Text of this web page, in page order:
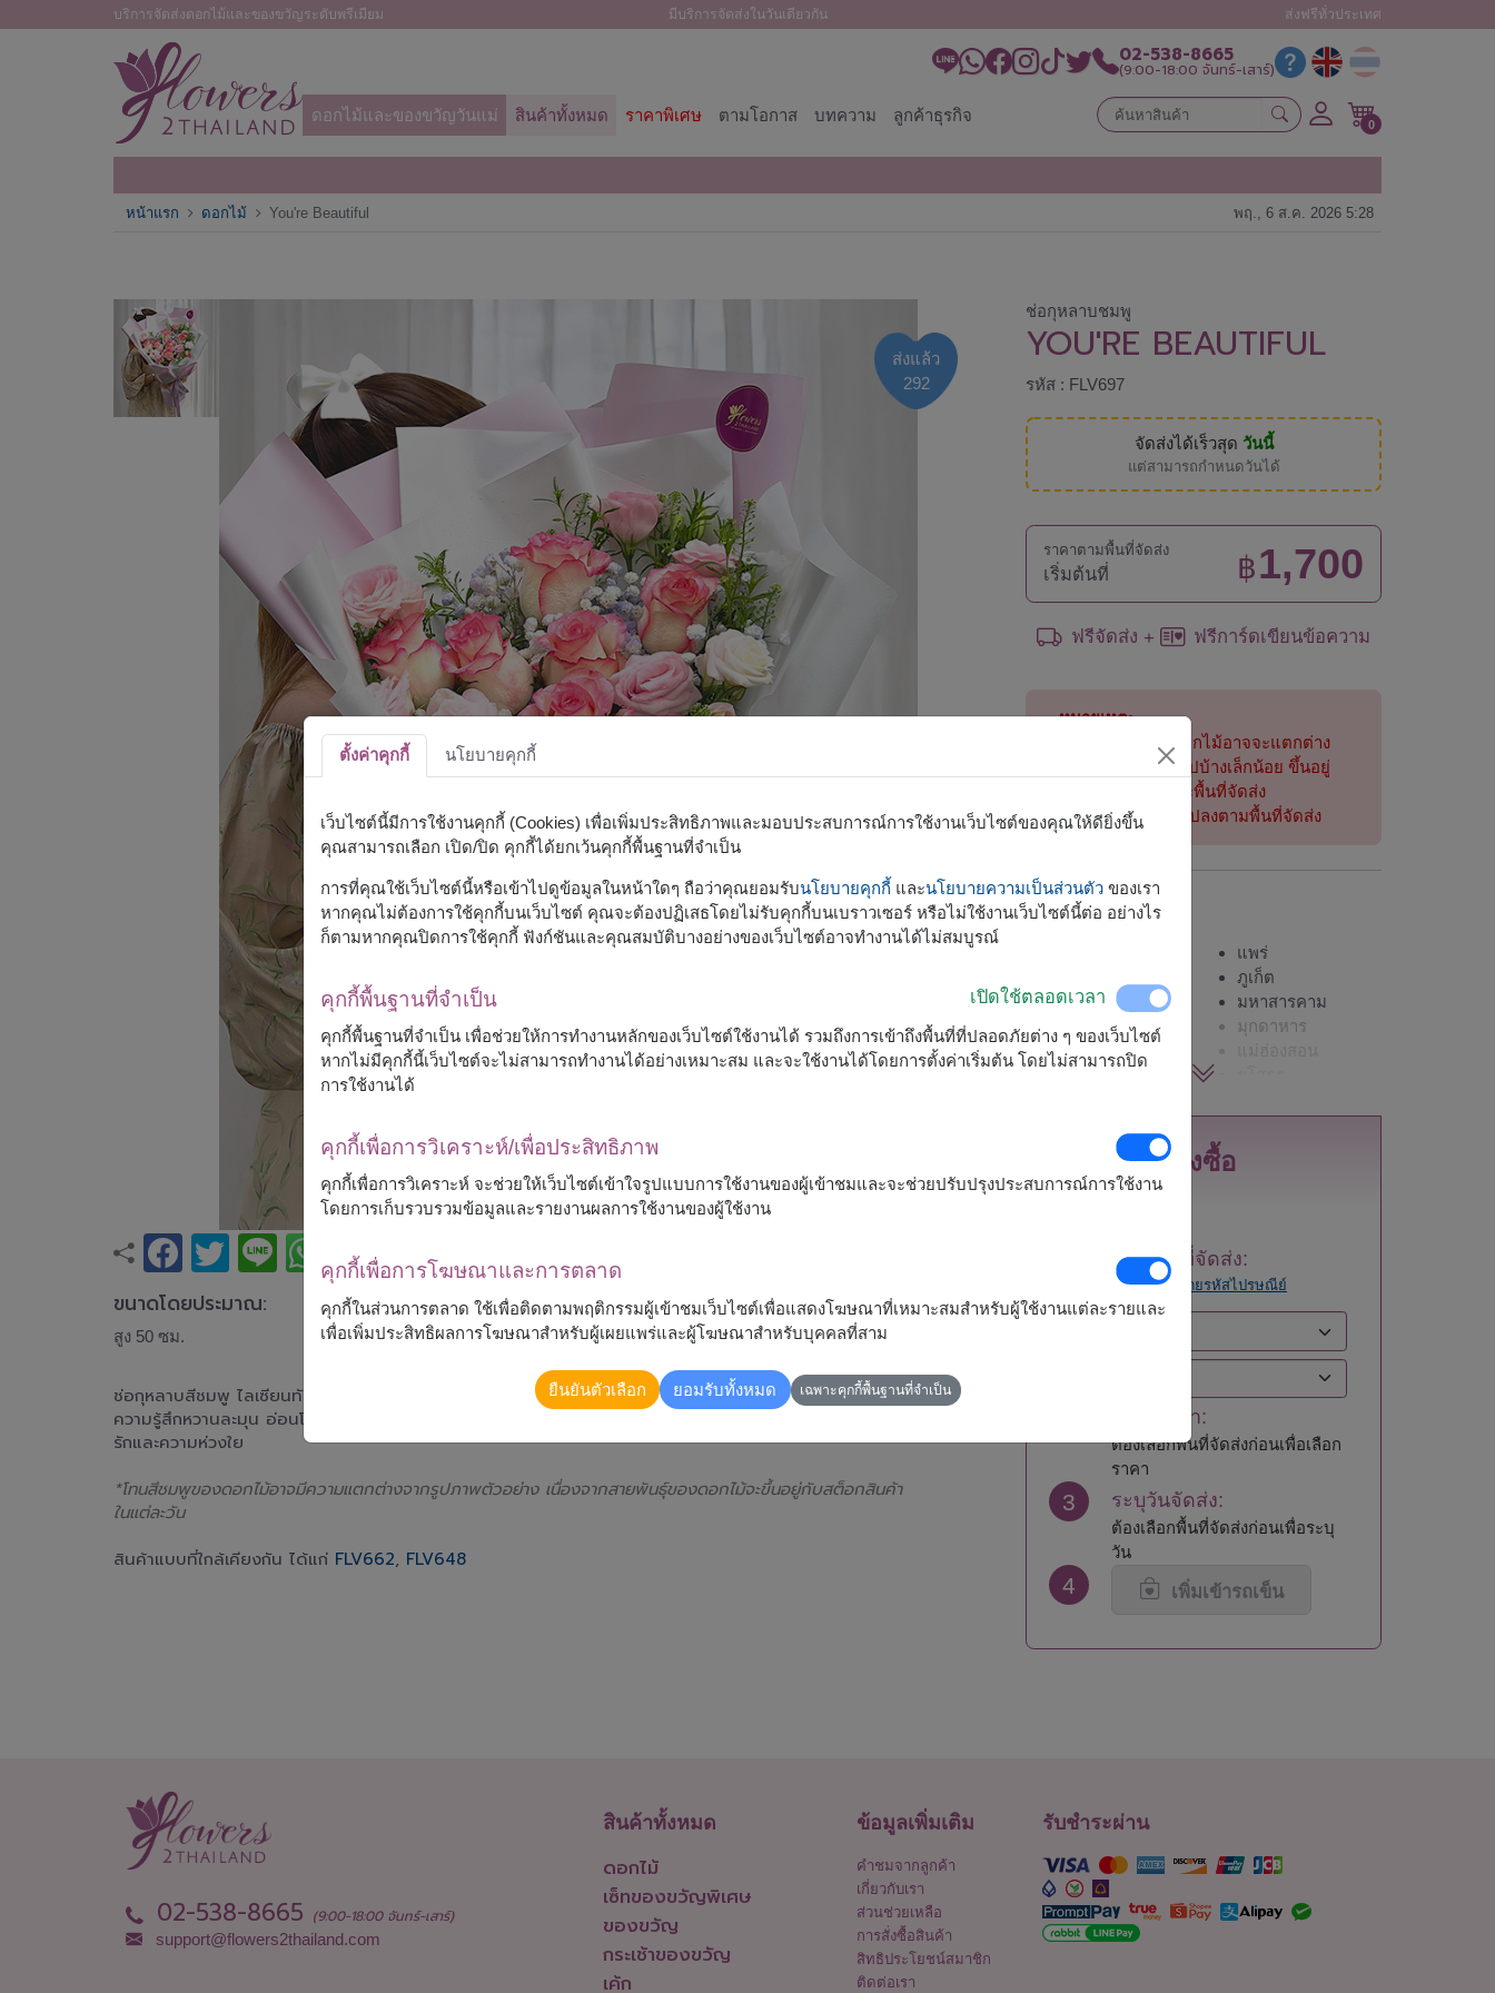
บริการจัดส่งดอกไม้และของขวัญระดับพรีเมียม มีบริการจัดส่งในวันเดียวกัน ส่งฟรีทั่วประเทศ
02-538-8665
(9:00-18:00 จันทร์-เสาร์)
ดอกไม้และของขวัญวันแม่ สินค้าทั้งหมด ราคาพิเศษ ตามโอกาส บทความ ลูกค้าธุรกิจ 0
หน้าแรก ดอกไม้ You're Beautiful พฤ., 6 ส.ค. 2026 5:28
ส่งแล้ว
292
ขนาดโดยประมาณ:
สูง 50 ซม.
ช่อกุหลาบสีชมพู ไลเซียนทัส และดอกไม้ตกแต่งโทนอ่อน จัดอย่างประณีต ห่อด้วยกระดาษสีชมพูและสีขาว ให้
ความรู้สึกหวานละมุน อ่อนโยน และสง่างาม เหมาะสำหรับวันเกิด วันครบรอบ แสดงความยินดี หรือมอบแทนความ
รักและความห่วงใย
*โทนสีชมพูของดอกไม้อาจมีความแตกต่างจากรูปภาพตัวอย่าง เนื่องจากสายพันธุ์ของดอกไม้จะขึ้นอยู่กับสต็อกสินค้า
ในแต่ละวัน
สินค้าแบบที่ใกล้เคียงกัน ได้แก่ FLV662, FLV648
ช่อกุหลาบชมพู
YOU'RE BEAUTIFUL
รหัส : FLV697
จัดส่งได้เร็วสุด วันนี้
แต่สามารถกำหนดวันได้
ราคาตามพื้นที่จัดส่ง
เริ่มต้นที่ ฿1,700
ฟรีจัดส่ง + ฟรีการ์ดเขียนข้อความ
หมายเหตุ:
การจัดและดอกไม้อาจจะแตกต่าง
จากที่เห็นในรูปบ้างเล็กน้อย ขึ้นอยู่
กับฤดูกาลและพื้นที่จัดส่ง
ราคาเปลี่ยนแปลงตามพื้นที่จัดส่ง
จัดส่งได้
กาญจนบุรี
กาฬสินธุ์
กำแพงเพชร
ชลบุรี - พัทยา
ชัยนาท
เชียงใหม่
ตราด
นครราชสีมา
นครศรีธรรมราช
นครสวรรค์
นนทบุรี
น่าน
บึงกาฬ
บุรีรัมย์
เพชรบุรี
เพชรบูรณ์
แพร่
ภูเก็ต
มหาสารคาม
มุกดาหาร
เลย
ศรีสะเกษ
สมุทรปราการ
สมุทรสาคร
สุโขทัย
สุราษฎร์ธานี
สั่งซื้อ
เลือกพื้นที่จัดส่ง:
ลองค้นหาโดยรหัสไปรษณีย์
เลือกราคา:
ต้องเลือกพื้นที่จัดส่งก่อนเพื่อเลือก
ราคา
3 ระบุวันจัดส่ง:
ต้องเลือกพื้นที่จัดส่งก่อนเพื่อระบุ
วัน
4 เพิ่มเข้ารถเข็น
02-538-8665 (9:00-18:00 จันทร์-เสาร์)
support@flowers2thailand.com
สินค้าทั้งหมด
ดอกไม้
เซ็ทของขวัญพิเศษ
ของขวัญ
กระเช้าของขวัญ
เค้ก
ข้อมูลเพิ่มเติม
คำชมจากลูกค้า
เกี่ยวกับเรา
ส่วนช่วยเหลือ
การสั่งซื้อสินค้า
สิทธิประโยชน์สมาชิก
ติดต่อเรา
รับชำระผ่าน
ตั้งค่าคุกกี้ นโยบายคุกกี้
เว็บไซต์นี้มีการใช้งานคุกกี้ (Cookies) เพื่อเพิ่มประสิทธิภาพและมอบประสบการณ์การใช้งานเว็บไซต์ของคุณให้ดียิ่งขึ้น
คุณสามารถเลือก เปิด/ปิด คุกกี้ได้ยกเว้นคุกกี้พื้นฐานที่จำเป็น
การที่คุณใช้เว็บไซต์นี้หรือเข้าไปดูข้อมูลในหน้าใดๆ ถือว่าคุณยอมรับนโยบายคุกกี้ และนโยบายความเป็นส่วนตัว ของเรา
หากคุณไม่ต้องการใช้คุกกี้บนเว็บไซต์ คุณจะต้องปฏิเสธโดยไม่รับคุกกี้บนเบราวเซอร์ หรือไม่ใช้งานเว็บไซต์นี้ต่อ อย่างไร
ก็ตามหากคุณปิดการใช้คุกกี้ ฟังก์ชันและคุณสมบัติบางอย่างของเว็บไซต์อาจทำงานได้ไม่สมบูรณ์
คุกกี้พื้นฐานที่จำเป็น เปิดใช้ตลอดเวลา
คุกกี้พื้นฐานที่จำเป็น เพื่อช่วยให้การทำงานหลักของเว็บไซต์ใช้งานได้ รวมถึงการเข้าถึงพื้นที่ที่ปลอดภัยต่าง ๆ ของเว็บไซต์
หากไม่มีคุกกี้นี้เว็บไซต์จะไม่สามารถทำงานได้อย่างเหมาะสม และจะใช้งานได้โดยการตั้งค่าเริ่มต้น โดยไม่สามารถปิด
การใช้งานได้
คุกกี้เพื่อการวิเคราะห์/เพื่อประสิทธิภาพ
คุกกี้เพื่อการวิเคราะห์ จะช่วยให้เว็บไซต์เข้าใจรูปแบบการใช้งานของผู้เข้าชมและจะช่วยปรับปรุงประสบการณ์การใช้งาน
โดยการเก็บรวบรวมข้อมูลและรายงานผลการใช้งานของผู้ใช้งาน
คุกกี้เพื่อการโฆษณาและการตลาด
คุกกี้ในส่วนการตลาด ใช้เพื่อติดตามพฤติกรรมผู้เข้าชมเว็บไซต์เพื่อแสดงโฆษณาที่เหมาะสมสำหรับผู้ใช้งานแต่ละรายและ
เพื่อเพิ่มประสิทธิผลการโฆษณาสำหรับผู้เผยแพร่และผู้โฆษณาสำหรับบุคคลที่สาม
ยืนยันตัวเลือก ยอมรับทั้งหมด เฉพาะคุกกี้พื้นฐานที่จำเป็น